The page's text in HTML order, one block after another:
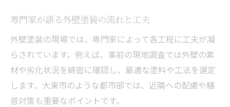
丁寧な高圧洗浄が外壁塗装の品質を左右
外壁塗装を成功へ導く下地処理のポイント
下地処理が外壁塗装の耐久性を決める理由
外壁塗装の前に必要な下地補修の重要性
下地状態別に適切な外壁塗装工程を解説
専門家が語る外壁塗装の流れと工夫
外壁塗装の現場では、専門家によって各工程に工夫が凝
らされています。例えば、事前の現地調査では外壁の素
材や劣化状況を綿密に確認し、最適な塗料や工法を選定
します。大東市のような都市部では、近隣への配慮や騒
音対策も重要なポイントです。